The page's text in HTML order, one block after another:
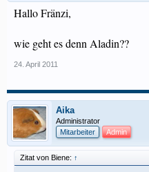
Hallo Fränzi,
wie geht es denn Aladin??
24. April 2011
Aika
Administrator
Mitarbeiter
Admin
Zitat von Biene: ↑